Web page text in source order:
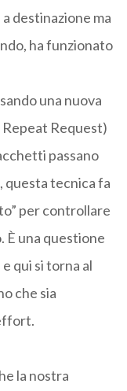
destinazione ma
ha funzionato
una nuova
Request)
passano
questa tecnica fa
per controllare
È una questione
qui si torna al
che sia
la nostra